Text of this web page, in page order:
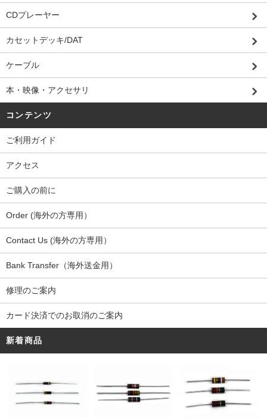
CDプレーヤー
カセットデッキ/DAT
ケーブル
本・映像・アクセサリ
コンテンツ
ご利用ガイド
アクセス
ご購入の前に
Order (海外の方専用）
Contact Us (海外の方専用）
Bank Transfer（海外送金用）
修理のご案内
カード決済でのお取消のご案内
新着商品